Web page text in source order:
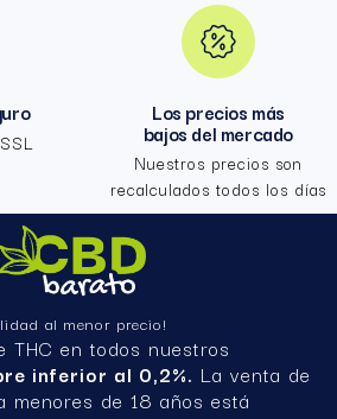
Los precios más
bajos del mercado
Nuestros precios son
recalculados todos los días
al menor precio!
THC en todos nuestros
inferior al 0,2%. La venta de
menores de 18 años está